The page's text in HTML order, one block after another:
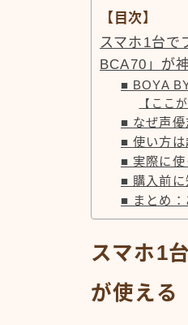
【目次】
スマホ1台で
BCA70」が
■ BOYA
【ここ
■ なぜ声優
■ 使い方
■ 実際に使
■ 購入前に
■ まとめ：
スマホ1
が使える